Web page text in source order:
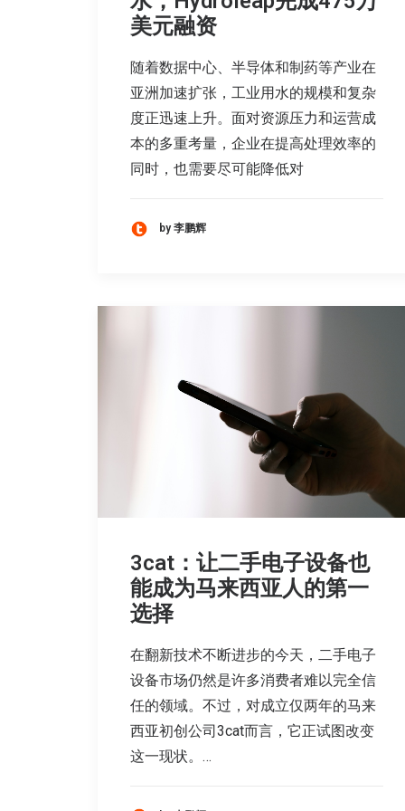
美元融资
随着数据中心、半导体和制药等产业在
亚洲加速扩张，工业用水的规模和复杂
度正迅速上升。面对资源压力和运营成
本的多重考量，企业在提高处理效率的
同时，也需要尽可能降低对
by 李鹏辉
3cat：让二手电子设备也
能成为马来西亚人的第一
选择
在翻新技术不断进步的今天，二手电子
设备市场仍然是许多消费者难以完全信
任的领域。不过，对成立仅两年的马来
西亚初创公司3cat而言，它正试图改变
这一现状。…